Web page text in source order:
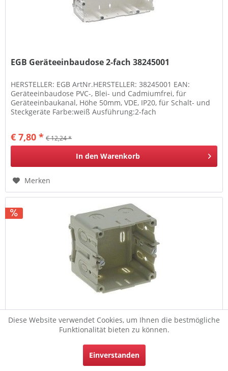
EGB Geräteeinbaudose 2-fach 38245001
HERSTELLER: EGB ArtNr.HERSTELLER: 38245001 EAN:
Geräteeinbaudose PVC-, Blei- und Cadmiumfrei, für
Geräteeinbaukanal, Höhe 50mm, VDE, IP20, für Schalt- und
Steckgeräte Farbe:weiß Ausführung:2-fach
€ 7,80 * € 12,24 *
In den Warenkorb
Merken
EGB Geräteeinbaudose 55mm 1-fach
4013902030811 Geräteeinbaudose PVC-, Blei- und
Cadmiumfrei, für Brüstungskanal, Höhe 55mm, VDE, IP20,
für Schalt- und Steckgeräte Farbe:grau Ausführung:1-fach
Diese Website verwendet Cookies, um Ihnen die bestmögliche
Funktionalität bieten zu können.
Einverstanden